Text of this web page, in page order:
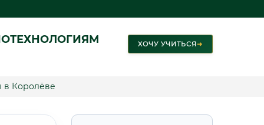
ХОЧУ УЧИТЬСЯ➜
Королёве